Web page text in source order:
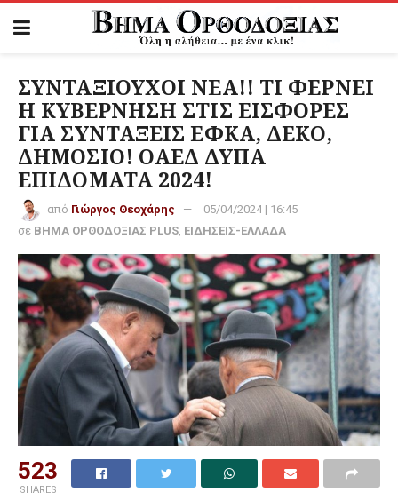
ΣΥΝΤΑΞΙΟΥΧΟΙ ΝΕΑ!! ΤΙ ΦΕΡΝΕΙ
Η ΚΥΒΕΡΝΗΣΗ ΣΤΙΣ ΕΙΣΦΟΡΕΣ
ΓΙΑ ΣΥΝΤΑΞΕΙΣ ΕΦΚΑ, ΔΕΚΟ,
ΔΗΜΟΣΙΟ! ΟΑΕΔ ΔΥΠΑ
ΕΠΙΔΟΜΑΤΑ 2024!
από Γιώργος Θεοχάρης
05/04/2024 | 16:45
σε ΒΗΜΑ ΟΡΘΟΔΟΞΙΑΣ PLUS, ΕΙΔΗΣΕΙΣ-ΕΛΛΑΔΑ
523
SHARES